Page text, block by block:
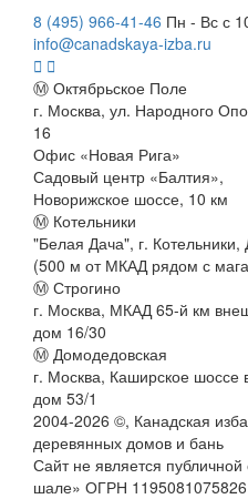
8 (495) 966-41-46 Пн - Вс с
info@canadskaya-izba.ru
Ⓜ Октябрьское Поле
г. Москва, ул. Народного
16
Офис «Новая Рига»
Садовый центр «Балтия»,
Новорижское шоссе, 10 км
Ⓜ Котельники
"Белая Дача", г.
(500 м от МКАД рядом с
Ⓜ Строгино
г. Москва, МКАД 65-й км
дом 16/30
Ⓜ Домодедовская
г. Москва, Каширское шоссе
дом 53/1
2004-2026 ©, Канадская
деревянных домов и бань
Сайт не является
шале» ОГРН